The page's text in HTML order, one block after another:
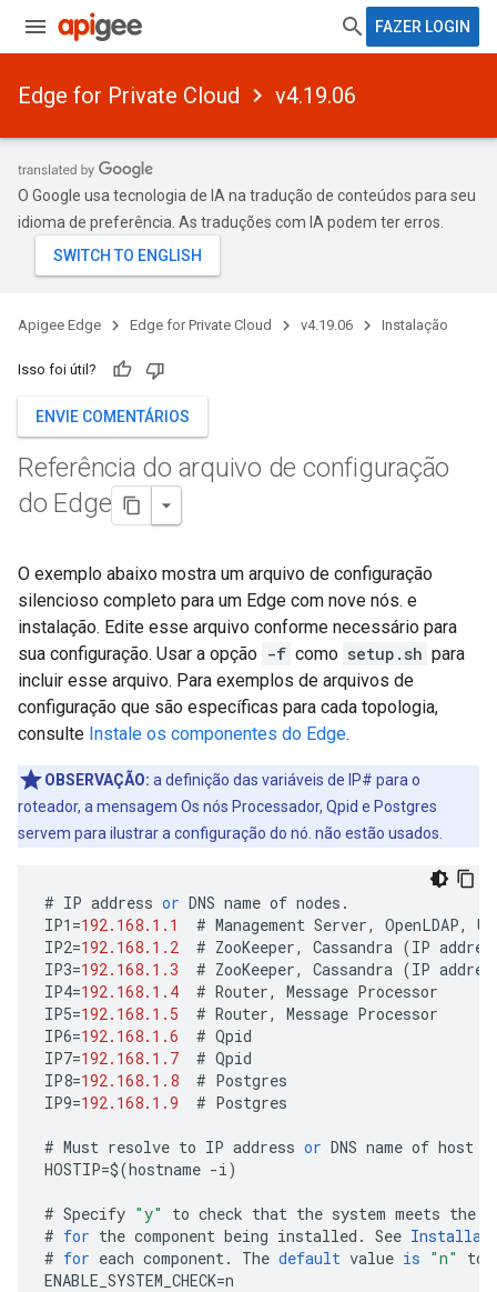
FAZER LOGIN
Edge for Private Cloud v4.19.06
O Google usa tecnologia de IA na tradução de conteúdos para seu
idioma de preferência. As traduções com IA podem ter erros.
Apigee Edge Edge for Private Cloud v4.19.06 Instalação
Isso foi útil?
ENVIE COMENTÁRIOS
Referência do arquivo de configuração
do Edge
O exemplo abaixo mostra um arquivo de configuração
silencioso completo para um Edge com nove nós. e
instalação. Edite esse arquivo conforme necessário para
sua configuração. Usar a opção -f como setup.sh para
incluir esse arquivo. Para exemplos de arquivos de
configuração que são específicas para cada topologia,
consulte Instale os componentes do Edge.
OBSERVAÇÃO: a definição das variáveis de IP# para o
roteador, a mensagem Os nós Processador, Qpid e Postgres
servem para ilustrar a configuração do nó. não estão usados.
# IP address or DNS name of nodes .
IP1 =192.168.1.1 # Management Server, OpenLDAP, UI
IP2=192.168.1.2 # ZooKeeper, Cassandra (IP
IP3=192.168.1.3 # ZooKeeper, Cassandra (IP
IP4=192.168.1.4 # Router, Message Processor
IP5=192.168.1.5 # Router, Message Processor
IP6=192.168.1.6 # Qpid
IP7=192.168.1.7 # Qpid
IP8=192.168.1.8 # Postgres
IP9=192.168.1.9 # Postgres
# Must resolve to IP address or DNS name of host
HOSTIP=$(hostname -i)
# Specify "y" to check that the system meets the
# for the component being installed . See
# for each component. The default value is "n" to
ENABLE_SYSTEM_CHECK=n